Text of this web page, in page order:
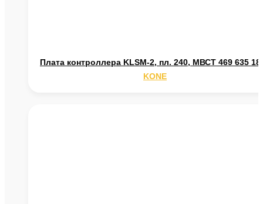
Плата контроллера KLSM-2, пл. 240, МВСТ 469 635
KONE